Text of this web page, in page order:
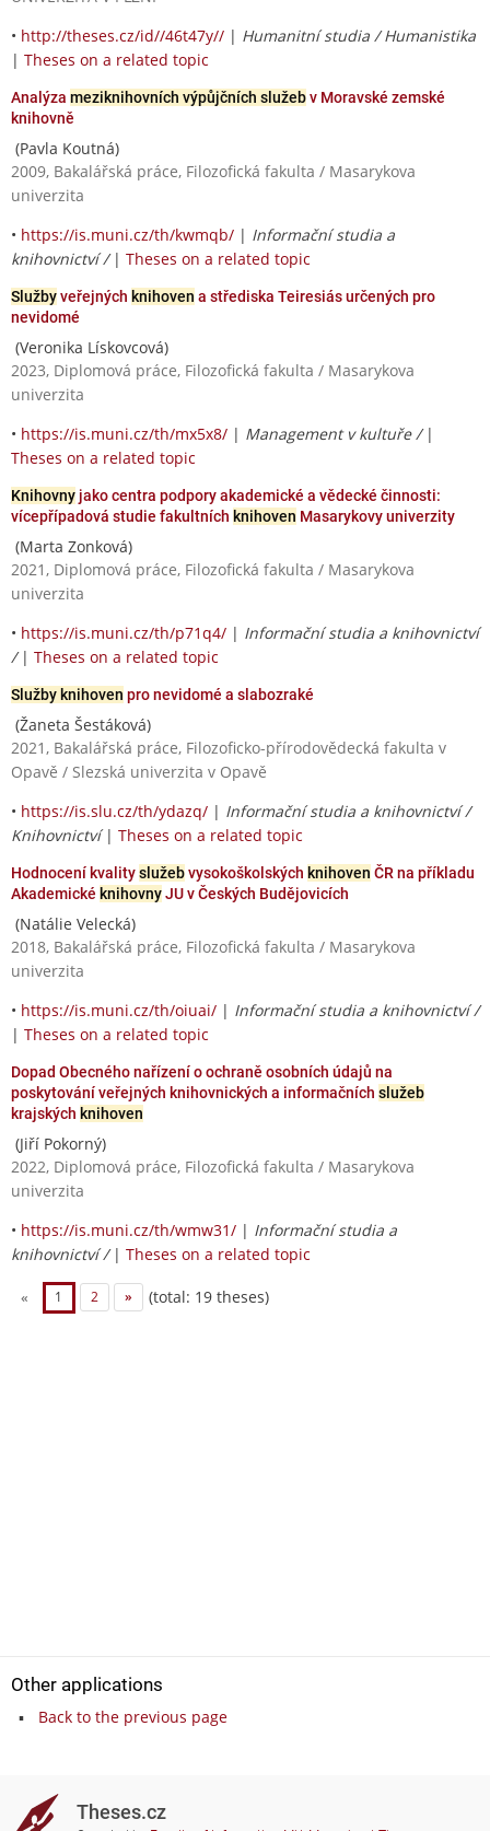
• http://theses.cz/id//46t47y// | Humanitní studia / Humanistika
| Theses on a related topic
Analýza meziknihovních výpůjčních služebv Moravské zemské
knihovně
(Pavla Koutná)
2009, Bakalářská práce, Filozofická fakulta / Masarykova
univerzita
• https://is.muni.cz/th/kwmqb/ | Informační studia a
knihovnictví / | Theses on a related topic
Službyveřejných knihoven a střediska Teiresiás určených pro
nevidomé
(Veronika Lískovcová)
2023, Diplomová práce, Filozofická fakulta / Masarykova
univerzita
• https://is.muni.cz/th/mx5x8/ | Management v kultuře / |
Theses on a related topic
Knihovny jako centra podpory akademické a vědecké činnosti:
vícepřípadová studie fakultních knihoven Masarykovy univerzity
(Marta Zonková)
2021, Diplomová práce, Filozofická fakulta / Masarykova
univerzita
• https://is.muni.cz/th/p71q4/ | Informační studia a knihovnictví
/ | Theses on a related topic
Služby knihoven pro nevidomé a slabozraké
(Žaneta Šestáková)
2021, Bakalářská práce, Filozoficko-přírodovědecká fakulta v
Opavě / Slezská univerzita v Opavě
• https://is.slu.cz/th/ydazq/ | Informační studia a knihovnictví /
Knihovnictví| Theses on a related topic
Hodnocení kvalityslužebvysokoškolských knihoven ČR na příkladu
Akademické knihovnyJU v Českých Budějovicích
(Natálie Velecká)
2018, Bakalářská práce, Filozofická fakulta / Masarykova
univerzita
• https://is.muni.cz/th/oiuai/ | Informační studia a knihovnictví /
| Theses on a related topic
Dopad Obecného nařízení o ochraně osobních údajů na
poskytování veřejných knihovnických a informačních služeb
krajských knihoven
(Jiří Pokorný)
2022, Diplomová práce, Filozofická fakulta / Masarykova
univerzita
• https://is.muni.cz/th/wmw31/ | Informační studia a
knihovnictví / | Theses on a related topic
« 1 2 » (total: 19 theses)
Other applications
Back to the previous page
Theses.cz